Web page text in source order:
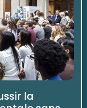
la